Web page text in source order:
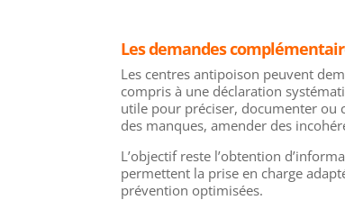
Les demandes
Les centres antipoison peuvent
compris à une déclaration
utile pour préciser, documenter ou
des manques, amender des
L’objectif reste l’obtention
permettent la prise en charge
prévention optimisées.